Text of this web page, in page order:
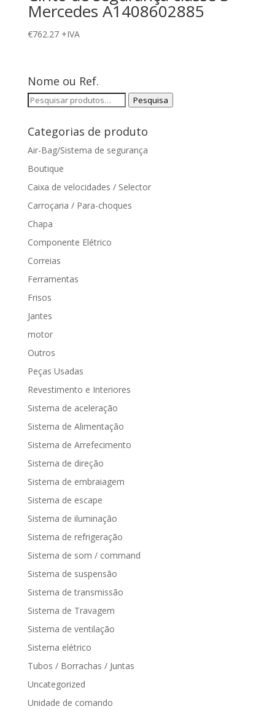
Mercedes A1408602885
€762.27 +IVA
Nome ou Ref.
Pesquisar
Pesquisa
Categorias de produto
Air-Bag/Sistema de segurança
Boutique
Caixa de velocidades / Selector
Carroçaria / Para-choques
Chapa
Componente Elétrico
Correias
Ferramentas
Frisos
Jantes
motor
Outros
Peças Usadas
Revestimento e Interiores
Sistema de aceleração
Sistema de Alimentação
Sistema de Arrefecimento
Sistema de direção
Sistema de embraiagem
Sistema de escape
Sistema de iluminação
Sistema de refrigeração
Sistema de som / command
Sistema de suspensão
Sistema de transmissão
Sistema de Travagem
Sistema de ventilação
Sistema elétrico
Tubos / Borrachas / Juntas
Uncategorized
Unidade de comando